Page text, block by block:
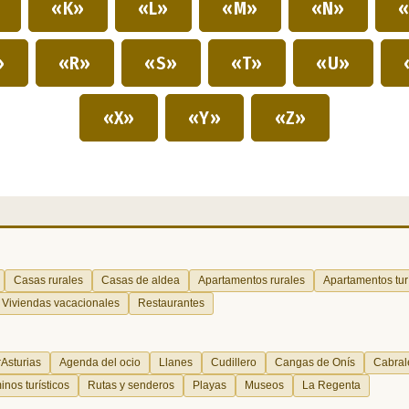
«K» «L» «M» «N»
«R» «S» «T» «U»
«X» «Y» «Z»